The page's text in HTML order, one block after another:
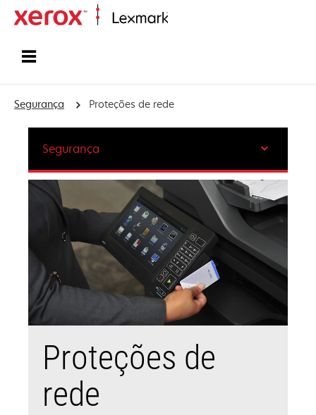
Segurança Proteções de rede
Proteções de
rede
Segurança